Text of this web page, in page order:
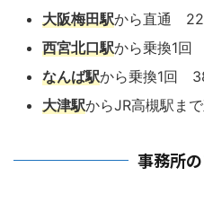
大阪梅田駅から直通
西宮北口駅から乗換1
なんば駅から乗換1回
大津駅からJR高槻駅ま
事務所